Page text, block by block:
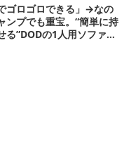
ゴロゴロできる」→なの
ンプでも重宝。“簡単に持
る”DODの1人用ソファが